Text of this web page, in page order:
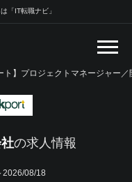
「IT転職ナビ」
ト】プロジェクトマネージャー
の求人情報
2026/08/18